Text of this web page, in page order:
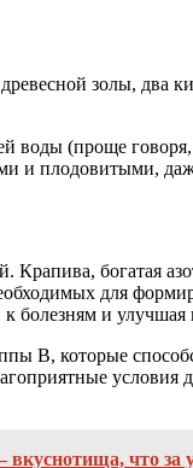
золы,
воды (проще
и плодовитыми,
богатая
для
болезням и улучшая
В, которые
условия
вкуснотища, что